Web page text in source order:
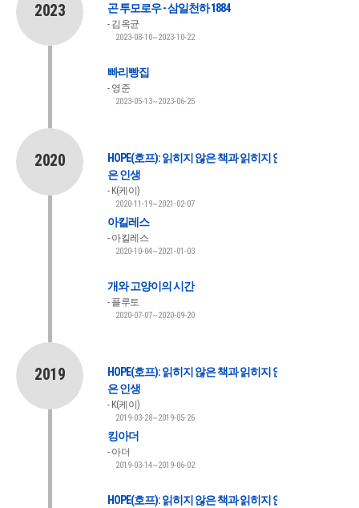
2023 곤 투모로우 - 삼일천하 1884
김옥균
2023-08-10~2023-10-22
빠리빵집
영준
2023-05-13~2023-06-25
2020
HOPE(호프): 읽히지 않은 책과 읽히지 않
은 인생
K(케이)
2020-11-19~2021-02-07
아킬레스
아킬레스
2020-10-04~2021-01-03
개와 고양이의 시간
플루토
2020-07-07~2020-09-20
2019
HOPE(호프): 읽히지 않은 책과 읽히지 않
은 인생
K(케이)
2019-03-28~2019-05-26
킹아더
아더
2019-03-14~2019-06-02
HOPE(호프): 읽히지 않은 책과 읽히지 않